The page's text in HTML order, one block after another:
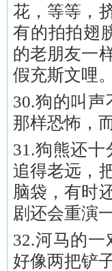
花，等等，
有的拍拍翅
的老朋友一
假充斯文哩。
30.狗的叫
那样恐怖，
31.狗熊还
追得老远，
脑袋，有时
剧还会重演
32.河马的
好像两把铲